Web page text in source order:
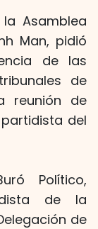
Asamblea
Man, pidió
de las
de
reunión de
del
Político,
de la
de